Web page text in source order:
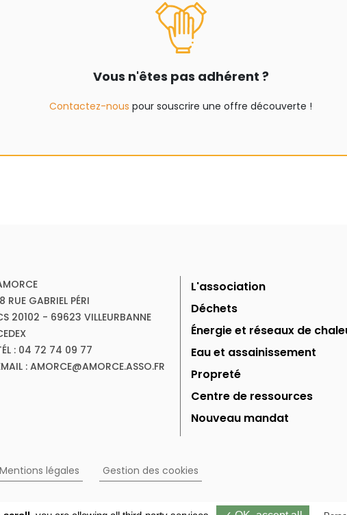
Vous n'êtes pas adhérent ?
Contactez-nous pour souscrire une offre découverte !
RUE GABRIEL PÉRI
20102 - 69623 VILLEURBANNE
: 04 72 74 09 77
: AMORCE@AMORCE.ASSO.FR
L'association
Déchets
Énergie et réseaux de
Eau et assainissement
Propreté
Centre de ressources
Nouveau mandat
Mentions légales Gestion des cookies